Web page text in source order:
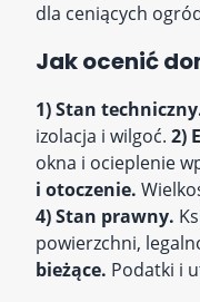
dla ceniących
Jak ocenić
1) Stan
izolacja i wilgoć. 2)
okna i ocieplenie
i otoczenie.
4) Stan prawny.
powierzchni,
bieżące. Podatki i